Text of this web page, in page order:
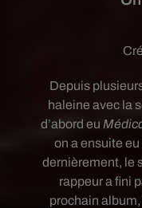
Depuis
haleine avec la
d’abord eu
on a ensuite eu
dernièrement, le
rappeura fini
prochain